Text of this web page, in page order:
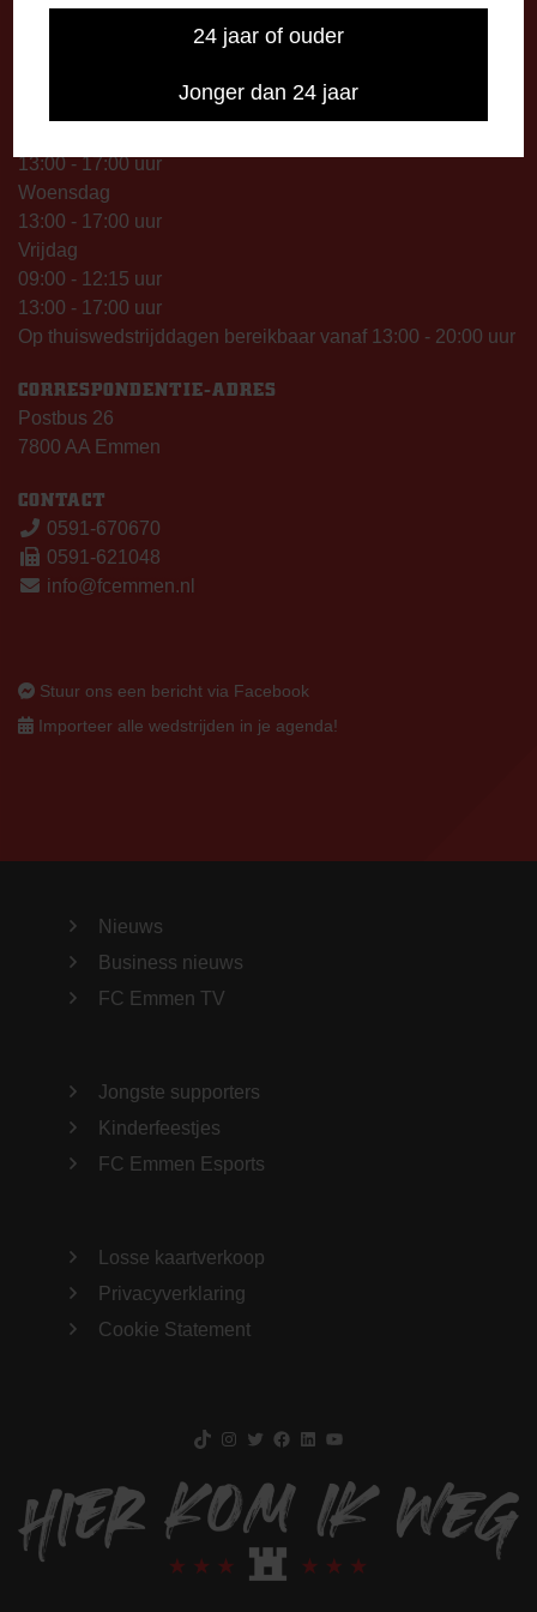
24 jaar of ouder
Jonger dan 24 jaar
TELEFONISCHE BEREIKBAARHEID
13:00 - 17:00 uur
Woensdag
13:00 - 17:00 uur
Vrijdag
09:00 - 12:15 uur
13:00 - 17:00 uur
Op thuiswedstrijddagen bereikbaar vanaf 13:00 - 20:00 uur
CORRESPONDENTIE-ADRES
Postbus 26
7800 AA Emmen
CONTACT
0591-670670
0591-621048
info@fcemmen.nl
Stuur ons een bericht via Facebook
Importeer alle wedstrijden in je agenda!
Nieuws
Business nieuws
FC Emmen TV
Jongste supporters
Kinderfeestjes
FC Emmen Esports
Losse kaartverkoop
Privacyverklaring
Cookie Statement